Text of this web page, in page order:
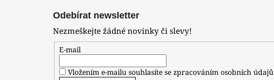
Odebírat newsletter
Nezmeškejte žádné novinky či slevy!
E-mail
Vložením e-mailu souhlasíte se zpracováním osobních údajů